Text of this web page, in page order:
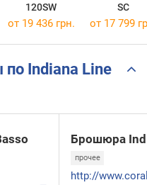
120SW
SC
от 19 436 грн. от 17 799
Indiana Line
Брошюра
прочее